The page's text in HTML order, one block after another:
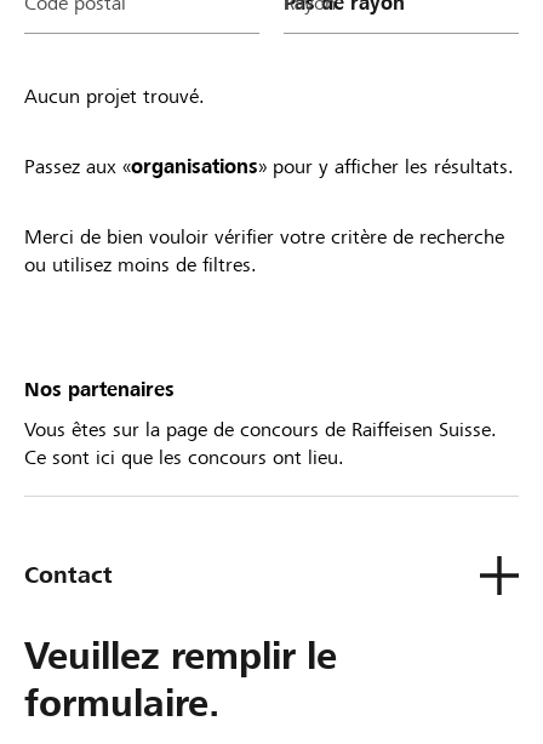
Aucun projet trouvé.
Passez aux «organisations» pour y afficher les résultats.
Merci de bien vouloir vérifier votre critère de recherche
ou utilisez moins de filtres.
Nos partenaires
Vous êtes sur la page de concours de Raiffeisen Suisse.
Ce sont ici que les concours ont lieu.
Contact
Veuillez remplir le
formulaire.